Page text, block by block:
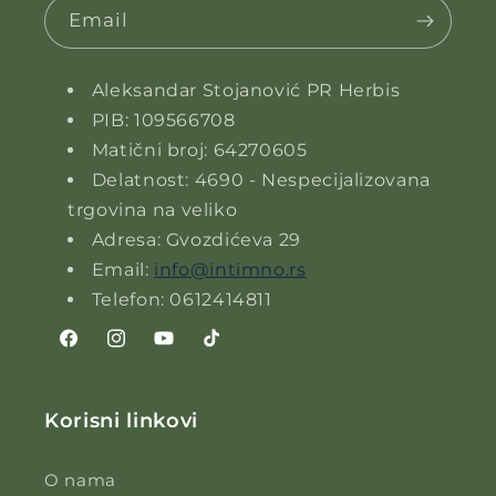
Email
Aleksandar Stojanović PR Herbis
PIB: 109566708
Matični broj: 64270605
Delatnost: 4690 - Nespecijalizovana
trgovina na veliko
Adresa: Gvozdićeva 29
Email: info@intimno.rs
Telefon: 0612414811
FacebookInstagramYouTubeTikTok
Korisni linkovi
O nama